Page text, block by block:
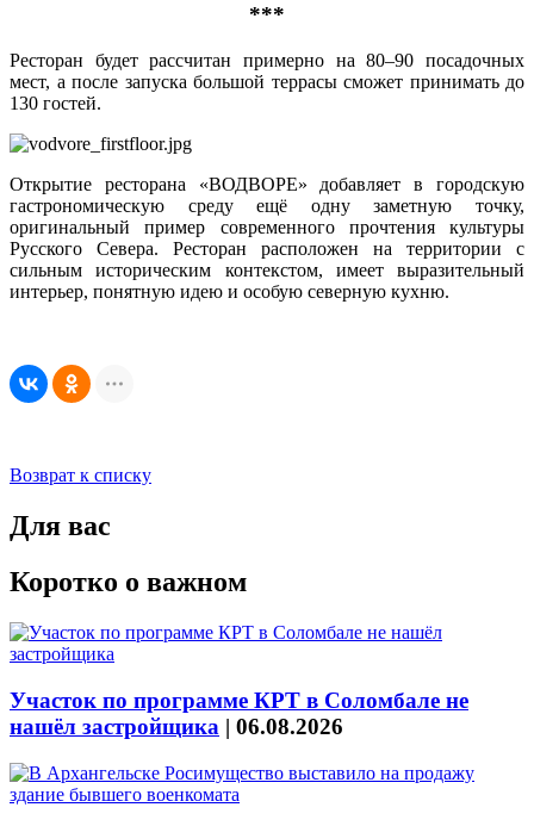
***
Ресторан будет рассчитан примерно на 80–90 посадочных
мест, а после запуска большой террасы сможет принимать до
130 гостей.
Открытие ресторана «ВОДВОРЕ» добавляет в городскую
гастрономическую среду ещё одну заметную точку,
оригинальный пример современного прочтения культуры
Русского Севера. Ресторан расположен на территории с
сильным историческим контекстом, имеет выразительный
интерьер, понятную идею и особую северную кухню.
Возврат к списку
Для вас
Коротко о важном
Участок по программе КРТ в Соломбале не
нашёл застройщика | 06.08.2026